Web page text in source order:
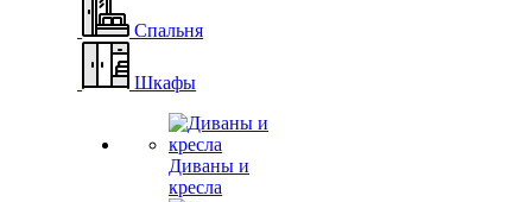
Спальня
Шкафы
Диваны и
кресла